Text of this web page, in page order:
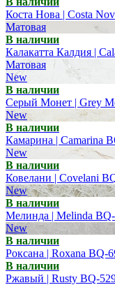
Коста Нова | Costa
Матовая
В наличии
Калакатта Калдия |
Матовая
New
В наличии
Серый Монет | Grey
New
В наличии
Камарина | Camarina
New
В наличии
Ковелани | Covelani
New
В наличии
Мелинда | Melinda BQ-
New
В наличии
Роксана | Roxana BQ-
В наличии
Ржавый | Rusty BQ-